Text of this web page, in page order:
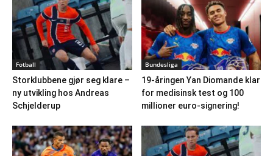
Fotball
Storklubbene gjør seg klare –
ny utvikling hos Andreas
Schjelderup
Bundesliga
19-åringen Yan Diomande klar
for medisinsk test og 100
millioner euro-signering!